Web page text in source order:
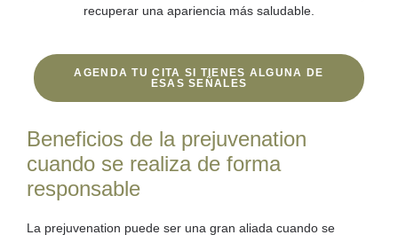
recuperar una apariencia más saludable.
AGENDA TU CITA SI TIENES ALGUNA DE
ESAS SEÑALES
Beneficios de la prejuvenation
cuando se realiza de forma
responsable
La prejuvenation puede ser una gran aliada cuando se